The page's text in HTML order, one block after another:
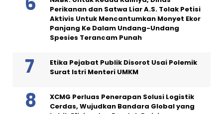
Perikanan dan Satwa Liar A.S. Tolak Petisi
Aktivis Untuk Mencantumkan Monyet Ekor
Panjang Ke Dalam Undang-Undang
Spesies Terancam Punah
Etika Pejabat Publik Disorot Usai Polemik
Surat Istri Menteri UMKM
XCMG Perluas Penerapan Solusi Logistik
Cerdas, Wujudkan Bandara Global yang